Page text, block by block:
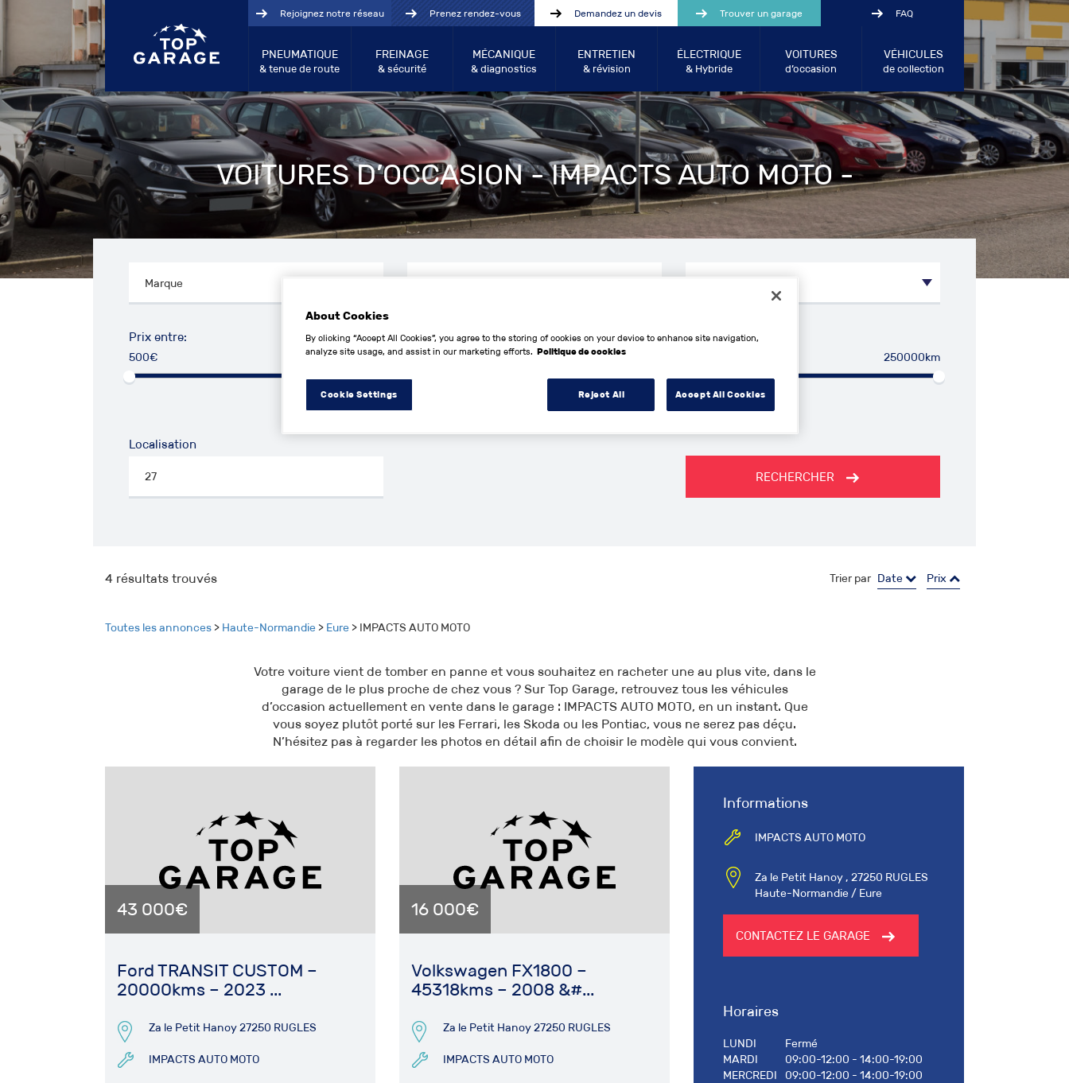
Rejoignez notre réseau Prenez rendez-vous Demandez un devis Trouver un garage FAQ
PNEUMATIQUE
& tenue de route
FREINAGE
& sécurité
MÉCANIQUE
& diagnostics
ENTRETIEN
& révision
ÉLECTRIQUE
& Hybride
VOITURES
d’occasion
VÉHICULES
de collection
VOITURES D’OCCASION - IMPACTS AUTO MOTO -
Prix entre:
500€ 50000€
Année entre:
1960
Kilométrage entre:
250000km
Localisation
RECHERCHER
4 résultats trouvés Trier par Date Prix
Toutes les annonces > Haute-Normandie > Eure > IMPACTS AUTO MOTO
Votre voiture vient de tomber en panne et vous souhaitez en racheter une au plus vite, dans le
garage de le plus proche de chez vous ? Sur Top Garage, retrouvez tous les véhicules
d’occasion actuellement en vente dans le garage : IMPACTS AUTO MOTO, en un instant. Que
vous soyez plutôt porté sur les Ferrari, les Skoda ou les Pontiac, vous ne serez pas déçu.
N’hésitez pas à regarder les photos en détail afin de choisir le modèle qui vous convient.
Informations
IMPACTS AUTO MOTO
Za le Petit Hanoy , 27250 RUGLES
Haute-Normandie / Eure
CONTACTEZ LE GARAGE
Horaires
LUNDI
Fermé
MARDI
09:00-12:00 - 14:00-19:00
MERCREDI
09:00-12:00 - 14:00-19:00
43 000€
Ford TRANSIT CUSTOM –
20000kms – 2023 ...
Za le Petit Hanoy 27250 RUGLES
IMPACTS AUTO MOTO
16 000€
Volkswagen FX1800 –
45318kms – 2008 &#...
Za le Petit Hanoy 27250 RUGLES
IMPACTS AUTO MOTO
About Cookies
By clicking “Accept All Cookies”, you agree to the storing of cookies on your device to enhance site navigation,
analyze site usage, and assist in our marketing efforts. Politique de cookies
Cookie Settings Reject All Accept All Cookies